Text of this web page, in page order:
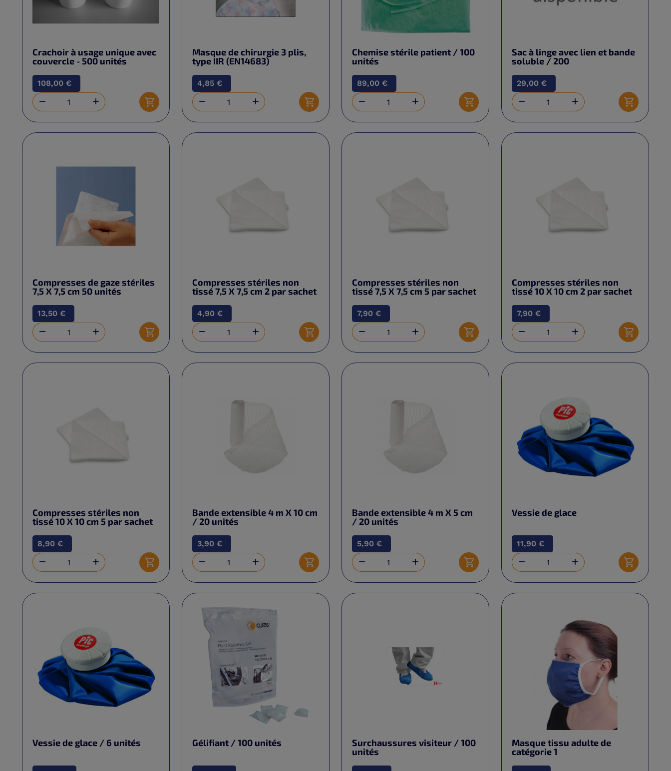
Crachoir à usage unique avec
couvercle - 500 unités
108,00 €
 
Ajouter au panier
Masque de chirurgie 3 plis,
type IIR (EN14683)
4,85 €
 
Ajouter au panier
Chemise stérile patient / 100
unités
89,00 €
 
Ajouter au panier
Sac à linge avec lien et bande
soluble / 200
29,00 €
 
Ajouter au
Compresses de gaze stériles
7,5 X 7,5 cm 50 unités
13,50 €
 
Ajouter au panier
Compresses stériles non
tissé 7,5 X 7,5 cm 2 par sachet
4,90 €
 
Ajouter au panier
Compresses stériles non
tissé 7,5 X 7,5 cm 5 par sachet
7,90 €
 
Ajouter au panier
Compresses stériles non
tissé 10 X 10 cm 2 par sachet
7,90 €
 
Ajouter au
Compresses stériles non
tissé 10 X 10 cm 5 par sachet
8,90 €
 
Ajouter au panier
Bande extensible 4 m X 10 cm
/ 20 unités
3,90 €
 
Ajouter au panier
Bande extensible 4 m X 5 cm
/ 20 unités
5,90 €
 
Ajouter au panier
Vessie de glace
11,90 €
 
Ajouter au
Vessie de glace / 6 unités Gélifiant / 100 unités
Surchaussures visiteur / 100
unités
Masque tissu adulte de
catégorie 1